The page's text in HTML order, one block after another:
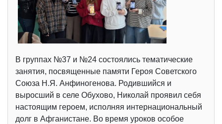
В группах №37 и №24 состоялись тематические
занятия, посвященные памяти Героя Советского
Союза Н.Я. Анфиногенова. Родившийся и
выросший в селе Обухово, Николай проявил себя
настоящим героем, исполняя интернациональный
долг в Афганистане. Во время уроков особое